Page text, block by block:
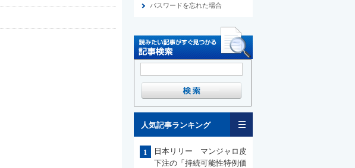
パスワードを忘れた場合
人気記事ランキング
1
日本リリー マンジャロ皮
下注の「持続可能性特例価